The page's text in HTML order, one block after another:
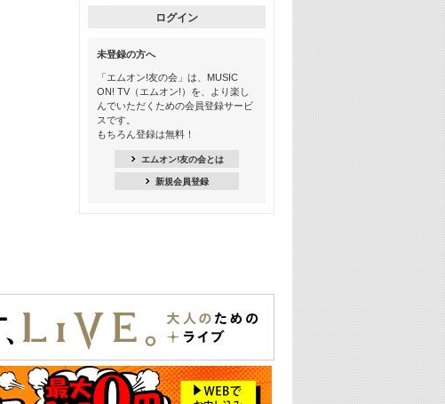
Official髭男dism特集
よりぬき! この夏聴きたい! サマーソン
グメドレー【歌詞入り】
21:00
季節を感じよう! シーズンソング特集
-8月編-【歌詞入り】
ージックビデオ特集
24:00
K-POP 第3世代特集
K-POP 第4世代特集
25:00
ログイン
未登録の方へ
「エムオン!友の会」は、MUSIC
ON! TV（エムオン!）を、より楽し
んでいただくための会員登録サービ
スです。
もちろん登録は無料！
エムオン!友の会とは
新規会員登録